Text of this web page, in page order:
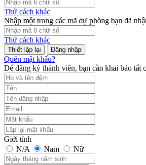
Thử cách khác
Nhập một trong các mã dự phòng bạn đã
Thử cách khác
Đăng nhập
Quên mật khẩu?
Để đăng ký thành viên, bạn cần khai báo tất
Giới tính
N/A
Nam Nữ